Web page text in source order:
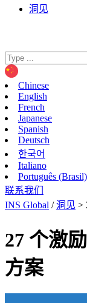
洞见
Chinese
English
French
Japanese
Spanish
Deutsch
한국어
Italiano
Português (Brasil)
联系我们
INS Global /洞见 >
27 个激
方案